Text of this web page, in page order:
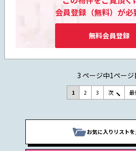
会員登録（無料）が必
無料会員登録
3 ページ中1ページ
1 2 3 次 最
お気に入りリストを